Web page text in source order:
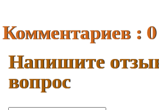
Комментариев : 0
Напишите
вопрос